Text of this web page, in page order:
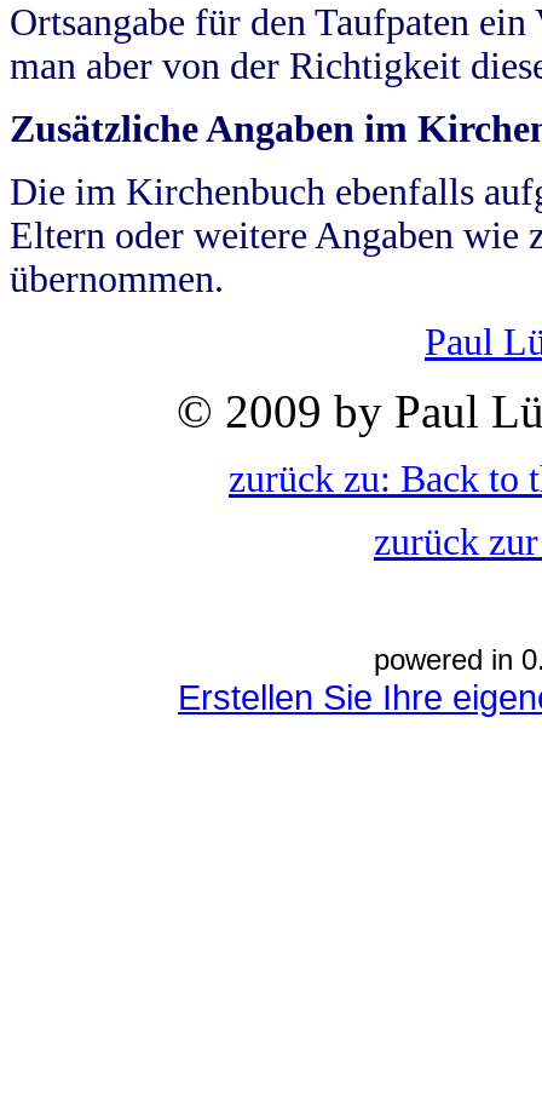
Ortsangabe für den Taufpaten
man aber von der Richtigkeit
Zusätzliche Angaben im
Die im Kirchenbuch ebenfalls
Eltern oder weitere Angaben wie
übernommen.
Paul
© 2009 by Paul
zurück zu: Back to
zurück
powered in
Erstellen Sie Ihre